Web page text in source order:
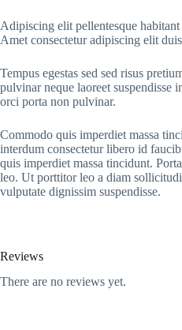
Adipiscing elit pellentesque
Amet consectetur adipiscing elit
Tempus egestas sed sed risus
pulvinar neque laoreet suspendisse
orci porta non pulvinar.
Commodo quis imperdiet massa
interdum consectetur libero id
quis imperdiet massa tincidunt.
leo. Ut porttitor leo a diam
vulputate dignissim suspendisse.
Reviews
There are no reviews yet.